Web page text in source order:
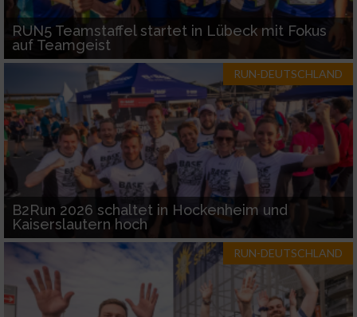
RUN5 Teamstaffel startet in Lübeck mit Fokus
auf Teamgeist
RUN-DEUTSCHLAND
B2Run 2026 schaltet in Hockenheim und
Kaiserslautern hoch
RUN-DEUTSCHLAND